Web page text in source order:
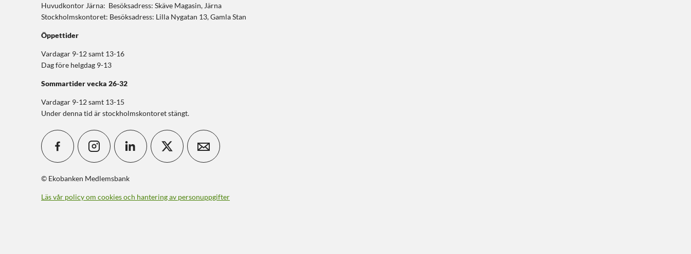
Huvudkontor Järna: Besöksadress: Skäve Magasin, Järna
Stockholmskontoret: Besöksadress: Lilla Nygatan 13, Gamla Stan
Öppettider
Vardagar 9-12 samt 13-16
Dag före helgdag 9-13
Sommartidervecka 26-32
Vardagar 9-12 samt 13-15
Under denna tid är stockholmskontoret stängt.
© Ekobanken Medlemsbank
Läs vår policy om cookies och hantering av personuppgifter